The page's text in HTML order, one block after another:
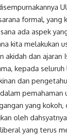
formal, yang
ada aspek
kita melakukan
akidah dan ajaran
kepada
dan
pemahaman
yang kokoh,
oleh
yang terus